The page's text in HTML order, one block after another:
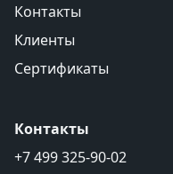
Контакты
Клиенты
Сертификаты
Контакты
+7 499 325-90-02